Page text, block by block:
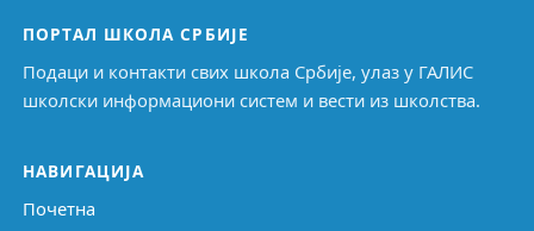
ПОРТАЛ ШКОЛА СРБИЈЕ
Подаци и контакти свих школа Србије, улаз у ГАЛИС
школски информациони систем и вести из школства.
НАВИГАЦИЈА
Почетна